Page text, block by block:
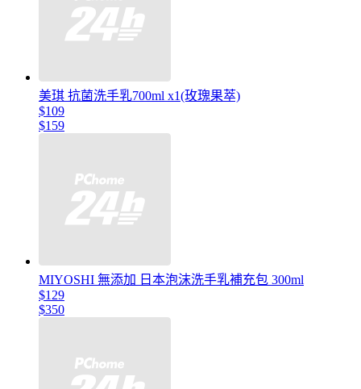
美琪 抗菌洗手乳700ml x1(玫瑰果萃)
$109
$159
MIYOSHI 無添加 日本泡沫洗手乳補充包 300ml
$129
$350